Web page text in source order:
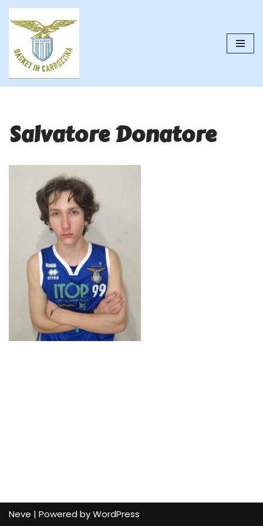
contenuto
Salvatore Donatore
Neve | Powered byWordPress